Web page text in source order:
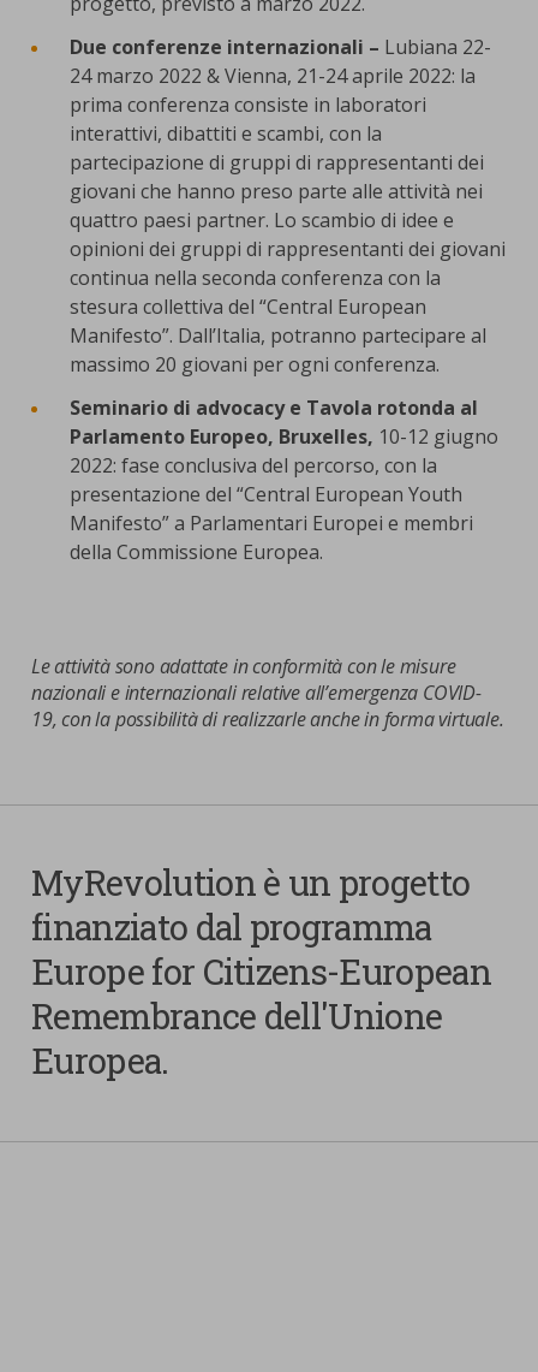
Due conferenze internazionali – Lubiana 22-
24 marzo 2022 & Vienna, 21-24 aprile 2022: la
prima conferenza consiste in laboratori
interattivi, dibattiti e scambi, con la
partecipazione di gruppi di rappresentanti dei
giovani che hanno preso parte alle attività nei
quattro paesi partner. Lo scambio di idee e
opinioni dei gruppi di rappresentanti dei giovani
continua nella seconda conferenza con la
stesura collettiva del “Central European
Manifesto”. Dall’Italia, potranno partecipare al
massimo 20 giovani per ogni conferenza.
Seminario di advocacy e Tavola rotonda al
Parlamento Europeo, Bruxelles, 10-12 giugno
2022: fase conclusiva del percorso, con la
presentazione del “Central European Youth
Manifesto” a Parlamentari Europei e membri
della Commissione Europea.
Le attività sono adattate in conformità con le misure
nazionali e internazionali relative all’emergenza COVID-
19, con la possibilità di realizzarle anche in forma virtuale.
MyRevolution è un progetto
finanziato dal programma
Europe for Citizens-European
Remembrance dell'Unione
Europea.